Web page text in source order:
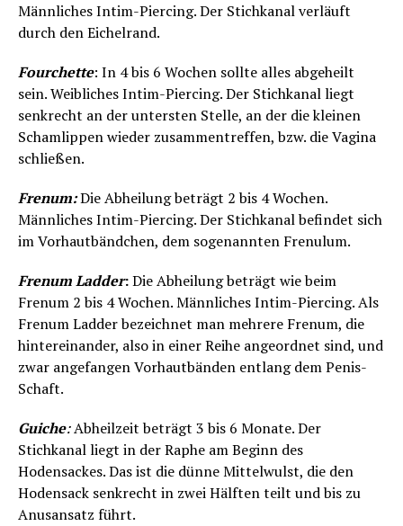
Männliches Intim-Piercing. Der Stichkanal verläuft
durch den Eichelrand.
Fourchette: In 4 bis 6 Wochen sollte alles abgeheilt
sein. Weibliches Intim-Piercing. Der Stichkanal liegt
senkrecht an der untersten Stelle, an der die kleinen
Schamlippen wieder zusammentreffen, bzw. die Vagina
schließen.
Frenum:Die Abheilung beträgt 2 bis 4 Wochen.
Männliches Intim-Piercing. Der Stichkanal befindet sich
im Vorhautbändchen, dem sogenannten Frenulum.
Frenum Ladder:Die Abheilung beträgt wie beim
Frenum 2 bis 4 Wochen. Männliches Intim-Piercing. Als
Frenum Ladder bezeichnet man mehrere Frenum, die
hintereinander, also in einer Reihe angeordnet sind, und
zwar angefangen Vorhautbänden entlang dem Penis-
Schaft.
Guiche:Abheilzeit beträgt 3 bis 6 Monate. Der
Stichkanal liegt in der Raphe am Beginn des
Hodensackes. Das ist die dünne Mittelwulst, die den
Hodensack senkrecht in zwei Hälften teilt und bis zu
Anusansatz führt.